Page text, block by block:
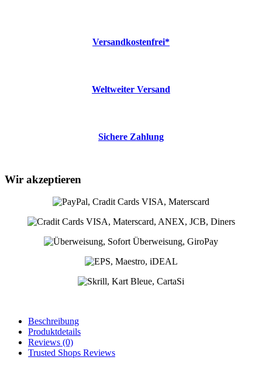
Versandkostenfrei*
Weltweiter Versand
Sichere Zahlung
Wir akzeptieren
Beschreibung
Produktdetails
Reviews (0)
Trusted Shops Reviews